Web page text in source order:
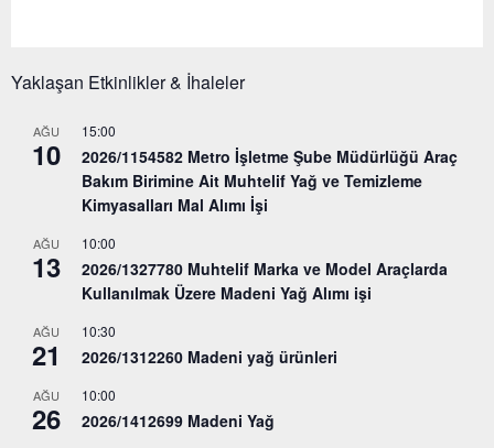
Yaklaşan Etkinlikler & İhaleler
AĞU
10
15:00
2026/1154582 Metro İşletme Şube Müdürlüğü Araç
Bakım Birimine Ait Muhtelif Yağ ve Temizleme
Kimyasalları Mal Alımı İşi
AĞU
13
10:00
2026/1327780 Muhtelif Marka ve Model Araçlarda
Kullanılmak Üzere Madeni Yağ Alımı işi
AĞU
21
10:30
2026/1312260 Madeni yağ ürünleri
AĞU
26
10:00
2026/1412699 Madeni Yağ